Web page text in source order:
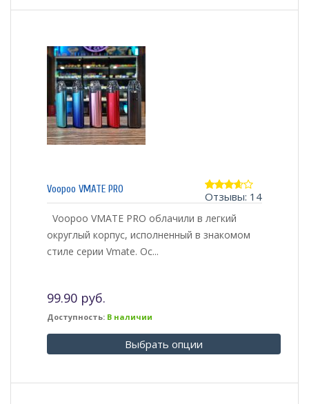
3.57
Отзывы: 14
Voopoo VMATE PRO
Voopoo VMATE PRO облачили в легкий
округлый корпус, исполненный в знакомом
стиле серии Vmate. Ос...
99.90 руб.
Доступность: В наличии
Выбрать опции